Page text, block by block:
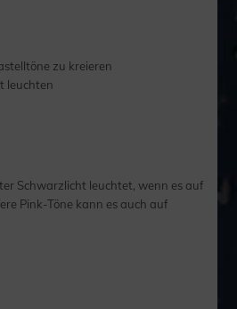
zu kreieren
leuchten
Schwarzlicht leuchtet, wenn es auf
Pink-Töne kann es auch auf